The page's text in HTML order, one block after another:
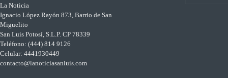
La Noticia
Ignacio López Rayón 873, Barrio de San
Miguelito
San Luis Potosí, S.L.P. CP 78339
Teléfono: (444) 814 9126
Celular: 4441930449
contacto@lanoticiasanluis.com